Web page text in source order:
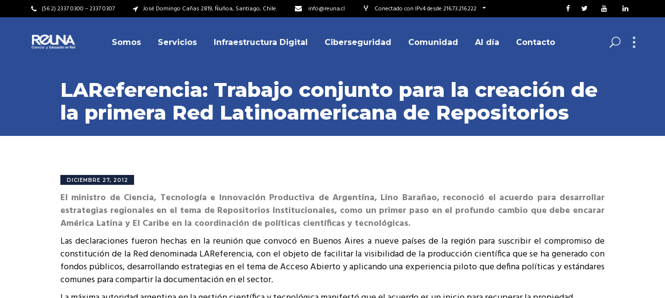
(56 2) 2337 0300 – 2337 0307 José Domingo Cañas 2819, Ñuñoa, Santiago, Chile. info@reuna.cl Conectado con IPv4 desde 216.73.216.222
Somos
Video Institucional
Plan Estratégico
Valores
Historia
Kit de Identidad
Cumplimiento Legal
Miembros
Acuerdos de Colaboración
Representantes
Institucionales
Representantes Técnicos
Cómo integrarse a REUNA
Servicios Infraestructura Digital Ciberseguridad Comunidad Al día Contacto
Video Institucional
Misión – Visión
Valores
Cumplimiento Legal
Miembros
Directorio
LAReferencia: Trabajo conjunto para la creación de
la primera Red Latinoamericana de Repositorios
DICIEMBRE 27, 2012
El ministro de Ciencia, Tecnología e Innovación Productiva de Argentina, Lino Barañao, reconoció el acuerdo para desarrollar
estrategias regionales en el tema de Repositorios Institucionales, como un primer paso en el profundo cambio que debe encarar
América Latina y El Caribe en la coordinación de políticas científicas y tecnológicas.
Las declaraciones fueron hechas en la reunión que convocó en Buenos Aires a nueve países de la región para suscribir el compromiso de
constitución de la Red denominada LAReferencia, con el objeto de facilitar la visibilidad de la producción científica que se ha generado con
fondos públicos, desarrollando estrategias en el tema de Acceso Abierto y aplicando una experiencia piloto que defina políticas y estándares
comunes para compartir la documentación en el sector.